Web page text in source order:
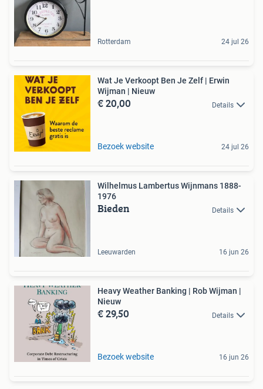
Rotterdam 24 jul 26
Wat Je Verkoopt Ben Je Zelf | Erwin
Wijman | Nieuw
€ 20,00 Details
Bezoek website 24 jul 26
Wilhelmus Lambertus Wijnmans 1888-
1976
Bieden Details
Leeuwarden 16 jun 26
Heavy Weather Banking | Rob Wijman |
Nieuw
€ 29,50 Details
Bezoek website 16 jun 26